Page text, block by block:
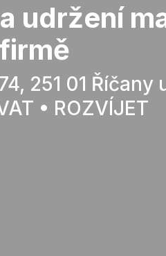
udržení
251 01 Říčany
• ROZVÍJET